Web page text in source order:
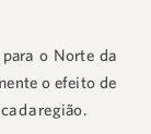
o Norte da
o efeito de
da região.